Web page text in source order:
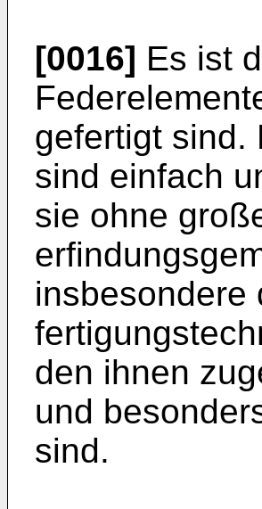
[0016] Es ist
gefertigt sind.
sind einfach
sie ohne
insbesondere
den ihnen
und
sind.